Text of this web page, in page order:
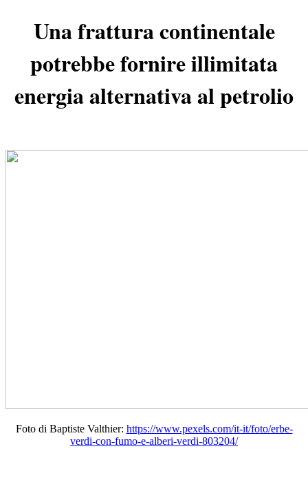
Una frattura continentale
potrebbe fornire illimitata
energia alternativa al petrolio
Foto di Baptiste Valthier: https://www.pexels.com/it-it/foto/erbe-
verdi-con-fumo-e-alberi-verdi-803204/